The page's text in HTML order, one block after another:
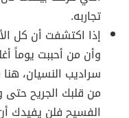
تجاربه.
إذا اكتشفت أن كل
وأن من أحببت يوماً
سراديب النسيان،
من قلبك الجريح
الفسيح فلن يفيدك